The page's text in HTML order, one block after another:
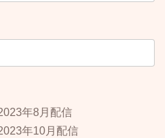
年8月配信
年10月配信